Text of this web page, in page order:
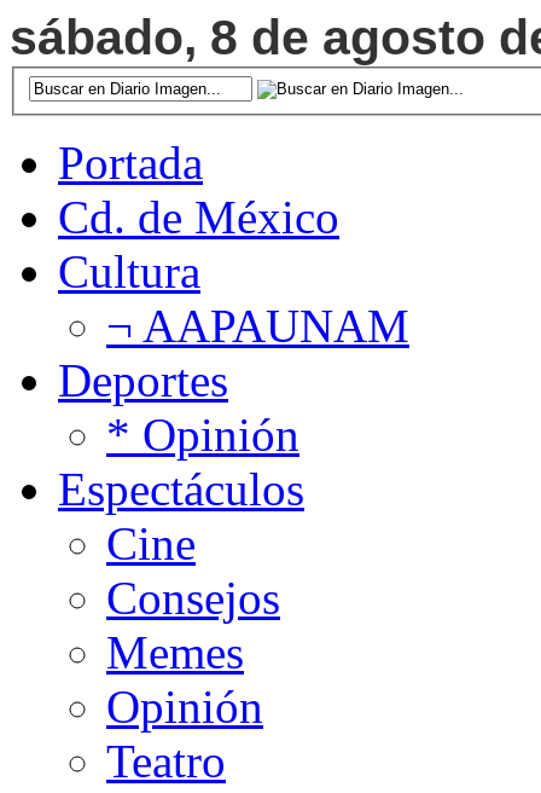
sábado, 8 de agosto
Portada
Cd. de México
Cultura
¬ AAPAUNAM
Deportes
* Opinión
Espectáculos
Cine
Consejos
Memes
Opinión
Teatro